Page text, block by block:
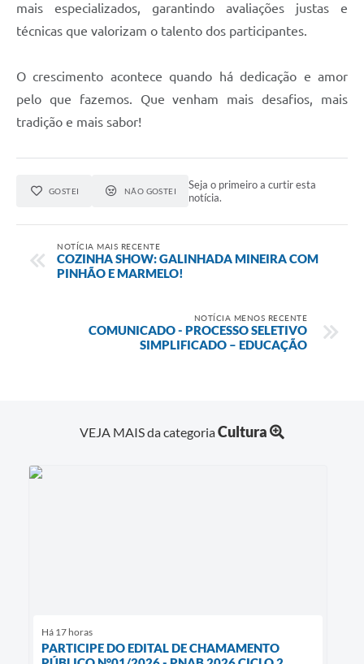
mais especializados, garantindo avaliações justas e
técnicas que valorizam o talento dos participantes.
O crescimento acontece quando há dedicação e amor
pelo que fazemos. Que venham mais desafios, mais
tradição e mais sabor!
GOSTEI NÃO GOSTEI
Seja o primeiro a curtir esta
notícia.
NOTÍCIA MAIS RECENTE
COZINHA SHOW: GALINHADA MINEIRA COM
PINHÃO E MARMELO!
NOTÍCIA MENOS RECENTE
COMUNICADO - PROCESSO SELETIVO
SIMPLIFICADO – EDUCAÇÃO
VEJA MAIS da categoriaCultura
Há 17 horas
PARTICIPE DO EDITAL DE CHAMAMENTO